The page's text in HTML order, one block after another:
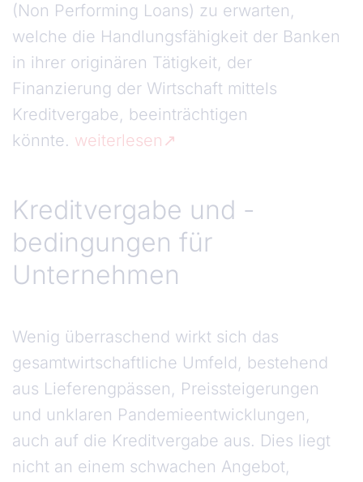
(Non Performing Loans) zu erwarten,
welche die Handlungsfähigkeit der Banken
in ihrer originären Tätigkeit, der
Finanzierung der Wirtschaft mittels
Kreditvergabe, beeinträchtigen
könnte. weiterlesen
Kreditvergabe und -
bedingungen für
Unternehmen
Wenig überraschend wirkt sich das
gesamtwirtschaftliche Umfeld, bestehend
aus Lieferengpässen, Preissteigerungen
und unklaren Pandemieentwicklungen,
auch auf die Kreditvergabe aus. Dies liegt
nicht an einem schwachen Angebot,